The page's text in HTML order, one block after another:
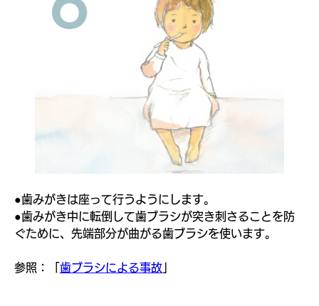
●歯みがきは座って行うようにします。
●歯みがき中に転倒して歯ブラシが突き刺さることを防
ぐために、先端部分が曲がる歯ブラシを使います。
参照：「 歯ブラシによる事故